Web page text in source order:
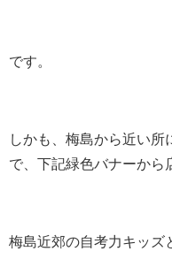
です。
しかも、梅島から近い
で、下記緑色バナーから
梅島近郊の自考力キッズ